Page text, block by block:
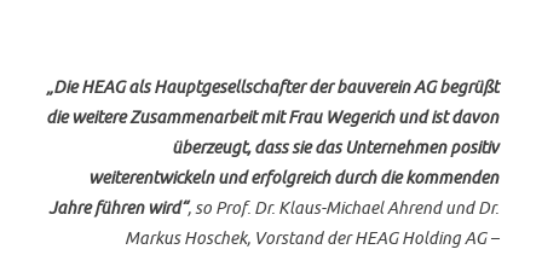
„Die HEAG als Hauptgesellschafter der bauverein AG begrüßt
die weitere Zusammenarbeit mit Frau Wegerich und ist davon
überzeugt, dass sie das Unternehmen positiv
weiterentwickeln und erfolgreich durch die kommenden
Jahre führen wird“, so Prof. Dr. Klaus-Michael Ahrend und Dr.
Markus Hoschek, Vorstand der HEAG Holding AG –